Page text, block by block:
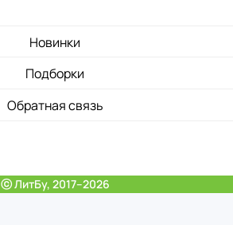
Новинки
Подборки
Обратная связь
ⓒ ЛитБу, 2017–2026